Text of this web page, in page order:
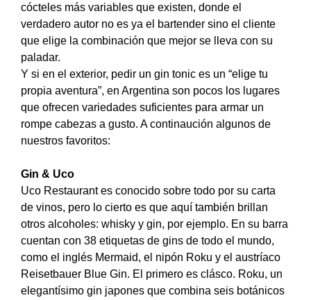
cócteles más variables que existen, donde el
verdadero autor no es ya el bartender sino el cliente
que elige la combinación que mejor se lleva con su
paladar.
Y si en el exterior, pedir un gin tonic es un “elige tu
propia aventura”, en Argentina son pocos los lugares
que ofrecen variedades suficientes para armar un
rompe cabezas a gusto. A continaución algunos de
nuestros favoritos:
Gin & Uco
Uco Restaurant es conocido sobre todo por su carta
de vinos, pero lo cierto es que aquí también brillan
otros alcoholes: whisky y gin, por ejemplo. En su barra
cuentan con 38 etiquetas de gins de todo el mundo,
como el inglés Mermaid, el nipón Roku y el austríaco
Reisetbauer Blue Gin. El primero es clásco. Roku, un
elegantísimo gin japones que combina seis botánicos